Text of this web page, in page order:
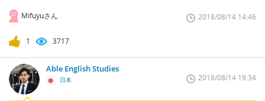
Mifuyuさん 2018/08/14 14:46
1 3717
Able English Studies
日本 2018/08/14 19:34